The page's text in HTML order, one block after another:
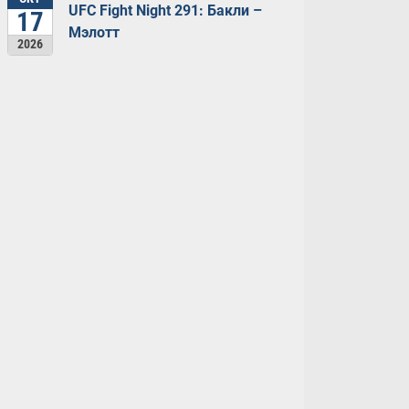
17
2026
UFC Fight Night 291: Бакли –
Мэлотт